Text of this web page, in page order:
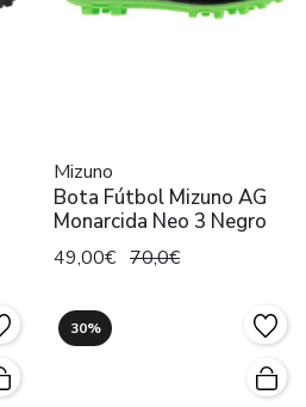
Mizuno
Bota Fútbol Mizuno AG
Monarcida Neo 3 Negro
49,00€ 70,0€
30%